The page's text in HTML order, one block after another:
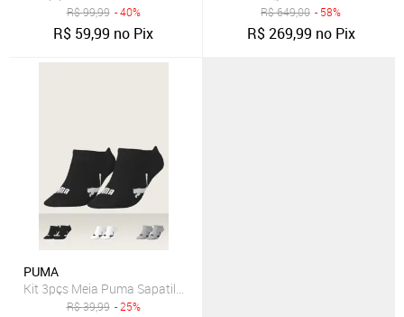
R$99,99 - 40%
R$ 59,99 no Pix
R$649,00 - 58%
R$269,99 no Pix
PUMA
Kit 3pçs Meia Puma Sapatilha Esportiva Preta
R$39,99 - 25%